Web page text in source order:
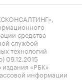
средства
службой
технологий
09.12.2015
«РБК»
информации